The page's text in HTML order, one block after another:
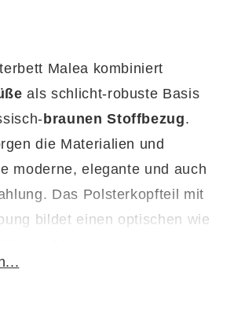
Malea kombiniert
als schlicht-robuste Basis
braunen Stoffbezug.
die Materialien und
moderne, elegante und auch
Das Polsterkopfteil mit
bildet einen optischen wie